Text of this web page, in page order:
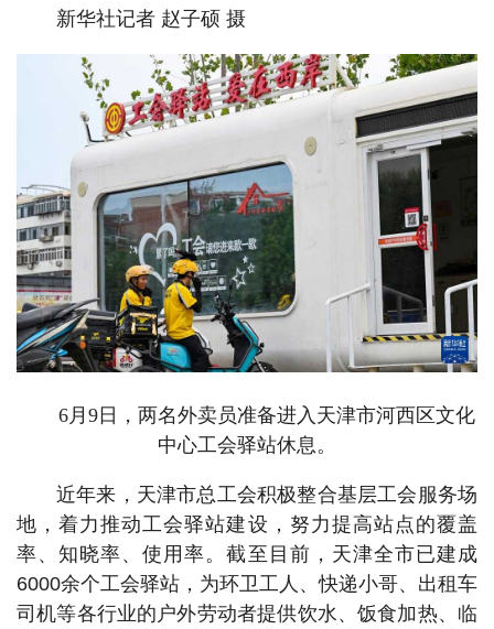
新华社记者 赵子硕 摄
6月9日，两名外卖员准备进入天津市河西区文化
中心工会驿站休息。
近年来，天津市总工会积极整合基层工会服务场
地，着力推动工会驿站建设，努力提高站点的覆盖
率、知晓率、使用率。截至目前，天津全市已建成
6000余个工会驿站，为环卫工人、快递小哥、出租车
司机等各行业的户外劳动者提供饮水、饭食加热、临